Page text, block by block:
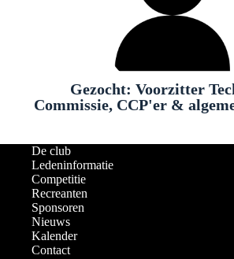
Gezocht: Voorzitter
Commissie, CCP'er &
De club
Ledeninformatie
Competitie
Recreanten
Sponsoren
Nieuws
Kalender
Contact